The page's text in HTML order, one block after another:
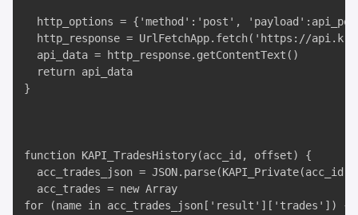
http_options = {'method':'post',
http_response = UrlFetchApp.fetch('https://
  api_data = http_response.getContentText()
  return api_data
}
function KAPI_TradesHistory(acc_id, offset) {
acc_trades_json = JSON.parse(KAPI_Private(acc_id,
  acc_trades = new Array
for (name in acc_trades_json['result']['trades']) {